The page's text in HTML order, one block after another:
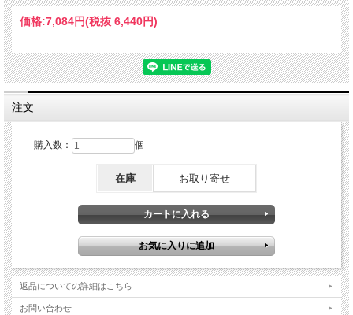
価格:7,084円(税抜 6,440円)
注文
購入数： 個
在庫 お取り寄せ
返品についての詳細はこちら
お問い合わせ